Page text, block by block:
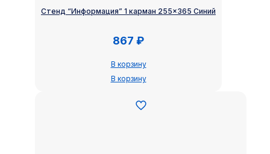
Стенд “Информация” 1 карман 255×365 Синий
867 ₽
В корзину
В корзину